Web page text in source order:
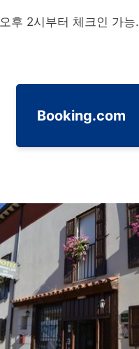
오후 2시부터 체크인 가능.
Booking.com